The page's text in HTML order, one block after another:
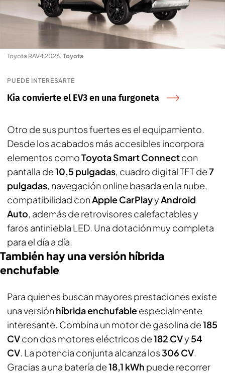
Toyota RAV4 2026. Toyota
PUEDE INTERESARTE
Kia convierte el EV3 en una furgoneta
Otro de sus puntos fuertes es el equipamiento.
Desde los acabados más accesibles incorpora
elementos comoToyota Smart Connectcon
pantalla de10,5 pulgadas, cuadro digital TFT de7
pulgadas, navegación online basada en la nube,
compatibilidad conApple CarPlayyAndroid
Auto, además de retrovisores calefactables y
faros antiniebla LED. Una dotación muy completa
para el día a día.
También hay una versión híbrida
enchufable
Para quienes buscan mayores prestaciones existe
una versión híbrida enchufableespecialmente
interesante. Combina un motor de gasolina de185
CVcon dos motores eléctricos de182 CVy 54
CV. La potencia conjunta alcanza los306 CV.
Gracias a una batería de18,1 kWh puede recorrer